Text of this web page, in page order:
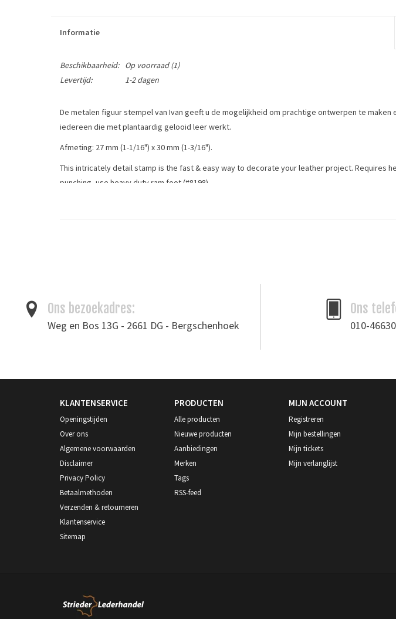
Informatie
Beschikbaarheid: Op voorraad(1)
Levertijd:
1-2 dagen
De metalen figuur stempel van Ivan geeft u de mogelijkheid om prachtige ontwerpen te
iedereen die met plantaardig gelooid leer werkt.
Afmeting: 27 mm (1-1/16") x 30 mm (1-3/16").
This intricately detail stamp is the fast & easy way to decorate your leather project. Requires
punching, use heavy duty ram foot (#8198)
Ons bezoekadres:
Weg en Bos 13G - 2661 DG - Bergschenhoek
Ons
010-
KLANTENSERVICE
Openingstijden
Over ons
Algemene voorwaarden
Disclaimer
Privacy Policy
Betaalmethoden
Verzenden & retourneren
Klantenservice
Sitemap
PRODUCTEN
Alle producten
Nieuwe producten
Aanbiedingen
Merken
Tags
RSS-feed
MIJN ACCOUNT
Registreren
Mijn bestellingen
Mijn tickets
Mijn verlanglijst